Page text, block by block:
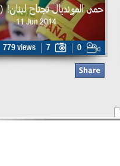
حمى المونديال تجتاح
11 Jun 2014
779 views 7 0